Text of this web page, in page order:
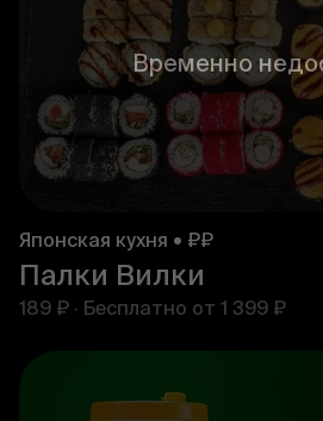
Временно
Японская кухня • ₽₽
Палки Вилки
189 ₽ · Бесплатно от 1 399 ₽